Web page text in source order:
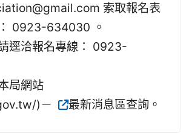
索取報名表
0923-634030 。
逕洽報名專線： 0923-
局網站
)－
最新消息區查詢。